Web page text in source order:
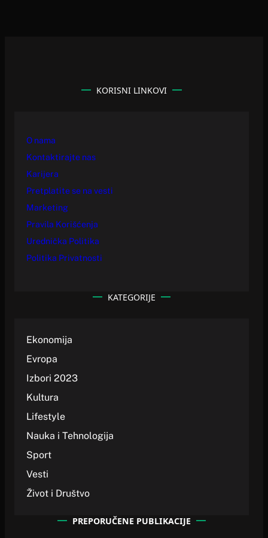
KORISNI LINKOVI
O nama
Kontaktirajte nas
Karijera
Pretplatite se na vesti
Marketing
Pravila Korišćenja
Urednička Politika
Politika Privatnosti
KATEGORIJE
Ekonomija
Evropa
Izbori 2023
Kultura
Lifestyle
Nauka i Tehnologija
Sport
Vesti
Život i Društvo
PREPORUČENE PUBLIKACIJE